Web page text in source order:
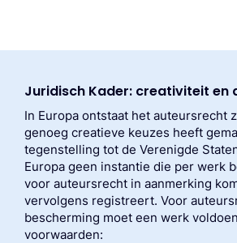
Juridisch Kader: creativiteit en
In Europa ontstaat het auteursrecht
genoeg creatieve keuzes heeft
tegenstelling tot de Verenigde
Europa geen instantie die per werk
voor auteursrecht in aanmerking
vervolgens registreert. Voor
bescherming moet een werk
voorwaarden: